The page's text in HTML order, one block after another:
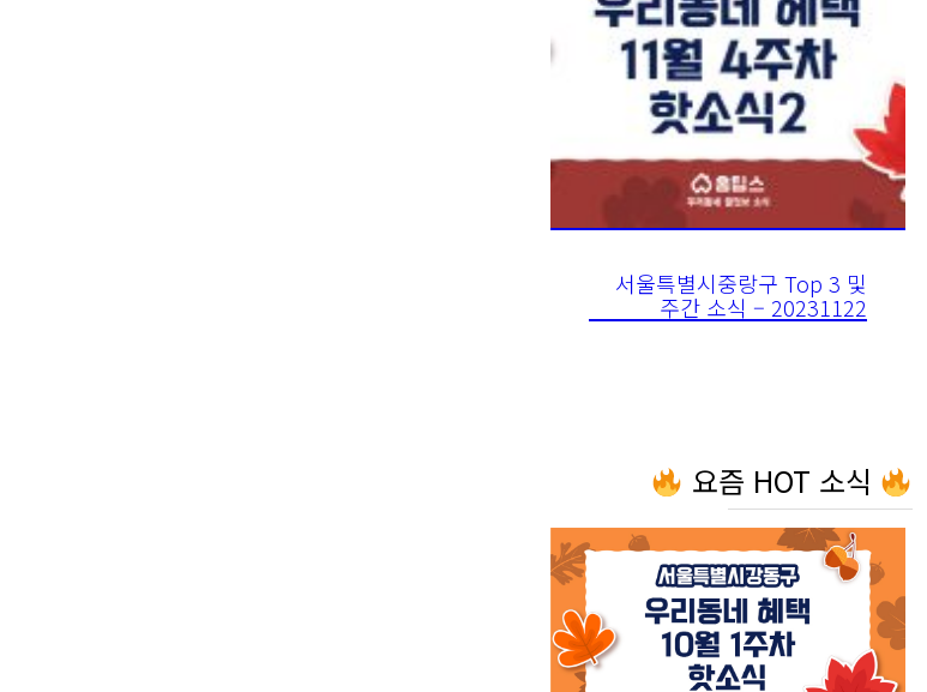
서울특별시중랑구 Top 3 및
주간 소식 – 20231122
요즘 HOT 소식